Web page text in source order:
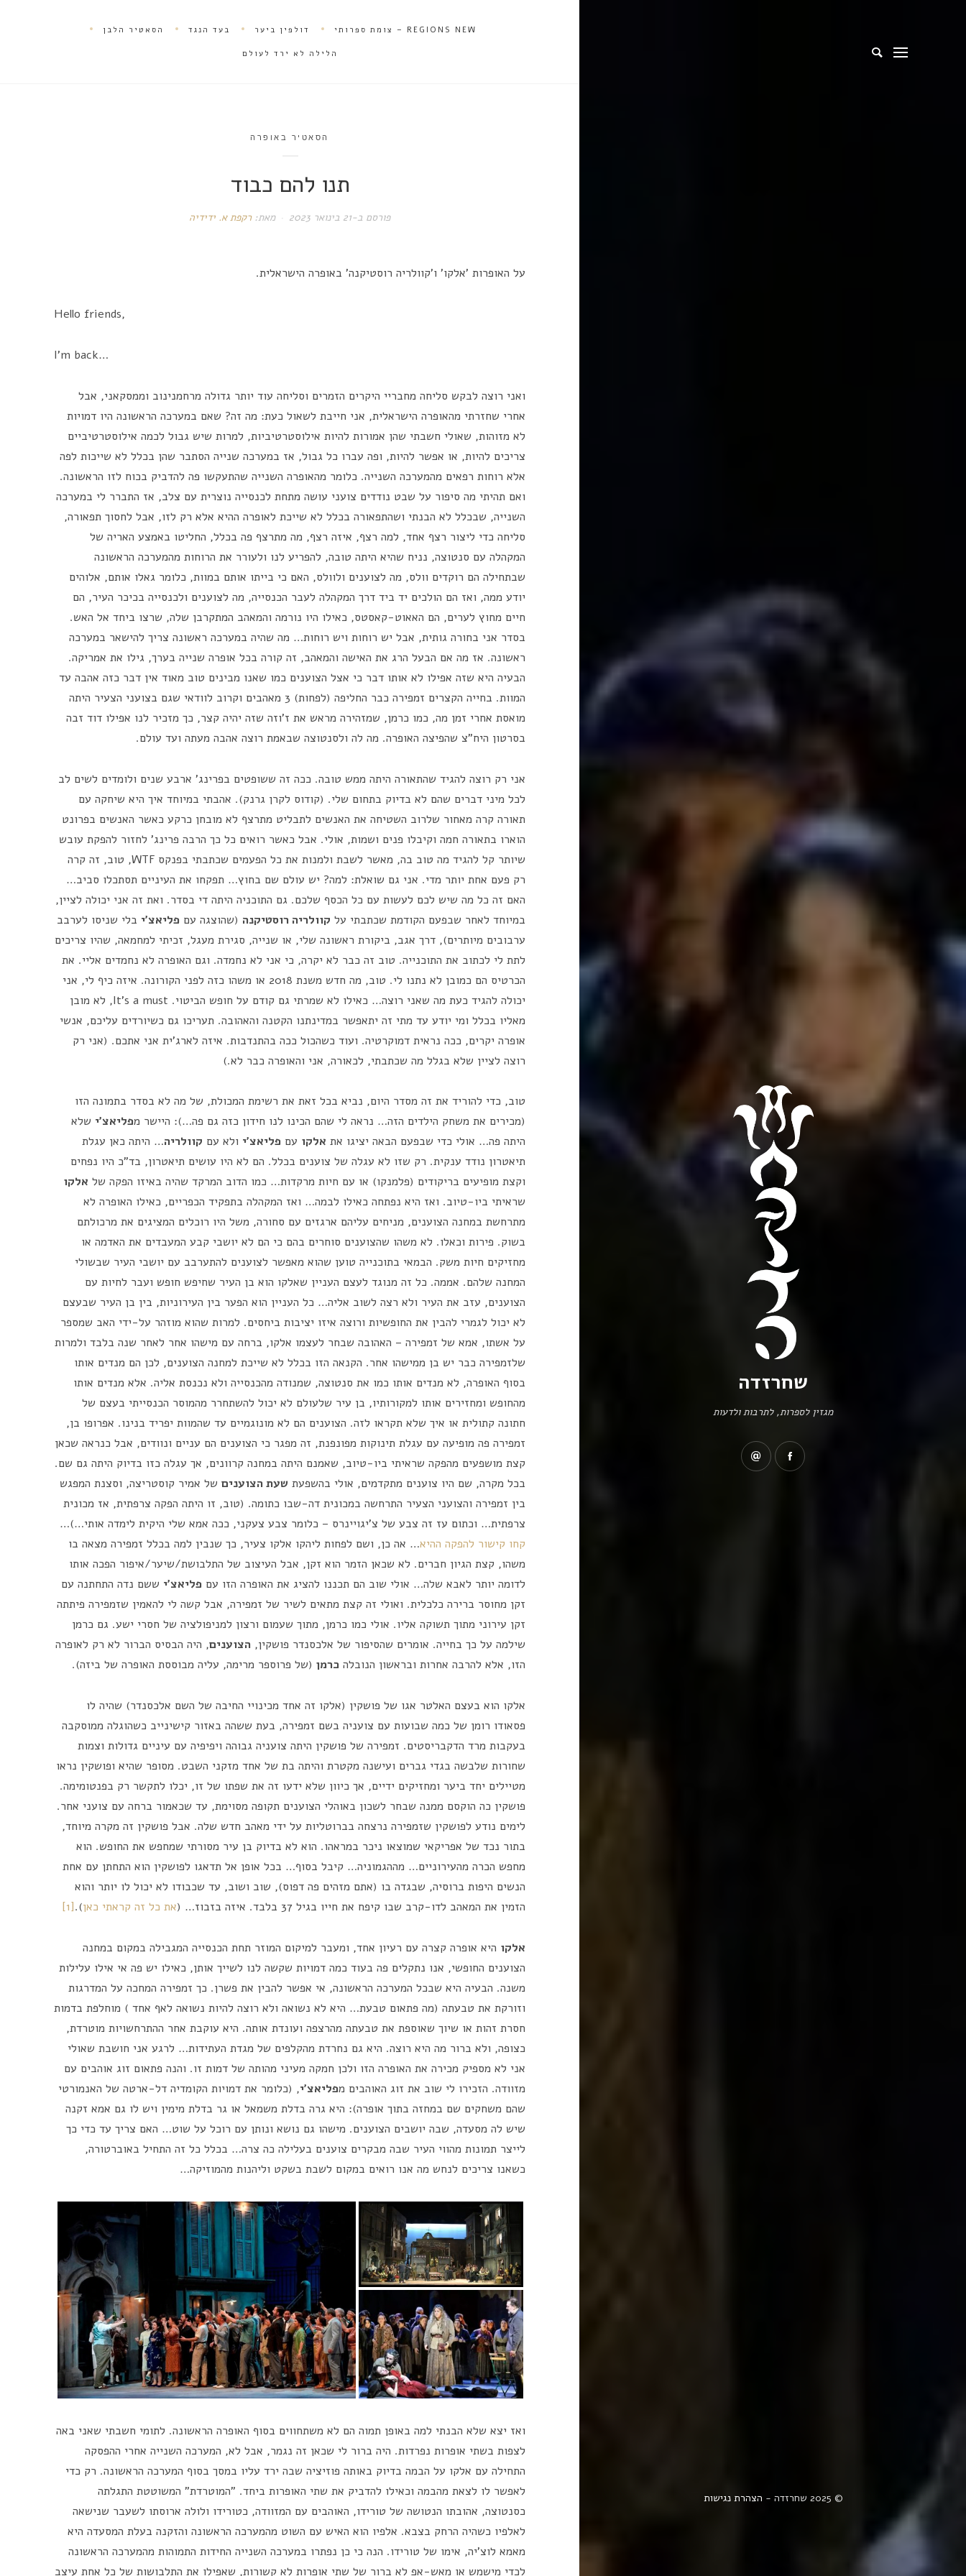
שחרזדה
מגזין לספרות, לתרבות ולדעות
© 2025 שחרזדה - הצהרת נגישות
REGIONS NEW – צומת ספרותי דולפין ביער בעד הנגד הסאטיר הלבן
הלילה לא ירד לעולם
הסאטיר באופרה
תנו להם כבוד
פורסם ב-21 בינואר 2023 מאת:רקפת א. ידידיה
על האופרות 'אלקו' ו'קוולריה רוסטיקנה' באופרה הישראלית.
Hello friends,
I'm back…
ואני רוצה לבקש סליחה מחבריי היקרים הזמרים וסליחה עוד יותר גדולה מרחמנינוב וממסקאני, אבל
אחרי שחזרתי מהאופרה הישראלית, אני חייבת לשאול כעת: מה זה? שאם במערכה הראשונה היו דמויות
לא מזוהות, שאולי חשבתי שהן אמורות להיות אילוסטרטיביות, למרות שיש גבול לכמה אילוסטרטיביים
צריכים להיות, או אפשר להיות, ופה עברו כל גבול, אז במערכה שנייה הסתבר שהן בכלל לא שייכות לפה
אלא רוחות רפאים מהמערכה השנייה. כלומר מהאופרה השנייה שהתעקשו פה להדביק בכוח לזו הראשונה.
ואם תהיתי מה סיפור על שבט נודדים צועני עושה מתחת לכנסייה נוצרית עם צלב, אז התברר לי במערכה
השנייה, שבכלל לא הבנתי ושהתפאורה בכלל לא שייכת לאופרה ההיא אלא רק לזו, אבל לחסוך תפאורה,
סליחה כדי ליצור רצף אחד, למה רצף, איזה רצף, מה מתרצף פה בכלל, החליטו באמצע האריה של
המקהלה עם סנטוצה, נניח שהיא היתה טובה, להפריע לנו ולעורר את הרוחות מהמערכה הראשונה
שבתחילה הם רוקדים וולס, מה לצוענים ולוולס, האם כי בייתו אותם במוות, כלומר גאלו אותם, אלוהים
יודע ממה, ואז הם הולכים יד ביד דרך המקהלה לעבר הכנסייה, מה לצוענים ולכנסייה בכיכר העיר, הם
חיים מחוץ לערים, הם האאוט-קאסטס, כאילו היו נורמה והמאהב המתקרבן שלה, שרצו ביחד אל האש.
בסדר אני בחורה גותית, אבל יש רוחות ויש רוחות… מה שהיה במערכה ראשונה צריך להישאר במערכה
ראשונה. אז מה אם הבעל הרג את האישה והמאהב, זה קורה בכל אופרה שנייה בערך, גילו את אמריקה.
הבעיה היא שזה אפילו לא אותו דבר כי אצל הצוענים כמו שאנו מבינים טוב מאוד אין דבר כזה אהבה עד
המוות. בחייה הקצרים זמפירה כבר החליפה (לפחות) 3 מאהבים וקרוב לוודאי שגם בצועני הצעיר היתה
מואסת אחרי זמן מה, כמו כרמן, שמזהירה מראש את ז'וזה שזה יהיה קצר, כך מזכיר לנו אפילו דוד זבה
בסרטון היח"צ שהפיצה האופרה. מה לה ולסנטוצה שבאמת רוצה אהבה מעתה ועד עולם.
אני רק רוצה להגיד שהתאורה היתה ממש טובה. ככה זה ששופטים בפרינג' ארבע שנים ולומדים לשים לב
לכל מיני דברים שהם לא בדיוק בתחום שלי. (קודוס לקרן גרנק). אהבתי במיוחד איך היא שיחקה עם
תאורה קרה מאחור שלרוב השטיחה את האנשים לתבליט מתרצף לא מובחן כרקע כאשר האנשים בפרונט
הוארו בתאורה חמה וקיבלו פנים ושמות, אולי. אבל כאשר רואים כל כך הרבה פרינג' לחזור להפקת עובש
שיותר קל להגיד מה טוב בה, מאשר לשבת ולמנות את כל הפעמים שכתבתי בפנקס WTF, טוב, זה קרה
רק פעם אחת יותר מדי. אני גם שואלת: למה? יש עולם שם בחוץ… תפקחו את העיניים תסתכלו סביב…
האם זה כל מה שיש לכם לעשות עם כל הכסף שלכם. גם התוכניה היתה די בסדר. ואת זה אני יכולה לציין,
במיוחד לאחר שבפעם הקודמת שכתבתי על קוולריה רוסטיקנה (שהוצגה עם פליאצ'י בלי שניסו לערבב
ערבובים מיותרים), דרך אגב, ביקורת ראשונה שלי, או שנייה, סגירת מעגל, זכיתי למחמאה, שהיו צריכים
לתת לי לכתוב את התוכנייה. טוב זה כבר לא יקרה, כי אני לא נחמדה. וגם האופרה לא נחמדים אליי. את
הכרטיס הם כמובן לא נתנו לי. טוב, מה חדש משנת 2018 או משהו כזה לפני הקורונה. איזה כיף לי, אני
יכולה להגיד כעת מה שאני רוצה… כאילו לא שמרתי גם קודם על חופש הביטוי. It's a must, לא מובן
מאליו בכלל ומי יודע עד מתי זה יתאפשר במדינתנו הקטנה והאהובה. תעריכו גם כשיורדים עליכם, אנשי
אופרה יקרים, ככה נראית דמוקרטיה. ועוד כשהכול ככה בהתנדבות. איזה לארג'ית אני אתכם. (אני רק
רוצה לציין שלא בגלל מה שכתבתי, לכאורה, אני והאופרה כבר לא.)
טוב, כדי להוריד את זה מסדר היום, נביא בכל זאת את רשימת המכולת, של מה לא בסדר בתמונה הזו
(מכירים את משחק הילדים הזה… נראה לי שהם הכינו לנו חידון כזה גם פה…): היישר מפליאצ'י שלא
היתה פה… אולי כדי שבפעם הבאה יציגו את אלקו עם פליאצ'י ולא עם קוולריה… היתה כאן עגלת
תיאטרון נודד ענקית. רק שזו לא עגלה של צוענים בכלל. הם לא היו עושים תיאטרון, בד"כ היו נפחים
וקצת מופיעים בריקודים (פלמנקו) או עם חיות מרקדות… כמו הדוב המרקד שהיה באיזו הפקה של אלקו
שראיתי ביו-טיוב. ואז היא נפתחה כאילו לבמה… ואז המקהלה בתפקיד הכפריים, כאילו האופרה לא
מתרחשת במחנה הצוענים, מניחים עליהם ארגזים עם סחורה, משל היו רוכלים המציגים את מרכולתם
בשוק. פירות וכאלו. לא משהו שהצוענים סוחרים בהם כי הם לא יושבי קבע המעבדים את האדמה או
מחזיקים חיות משק. הבמאי בתוכנייה טוען שהוא מאפשר לצוענים להתערבב עם יושבי העיר שבשולי
המחנה שלהם. אממה. כל זה מנוגד לעצם העניין שאלקו הוא בן העיר שחיפש חופש ועבר לחיות עם
הצוענים, עזב את העיר ולא רצה לשוב אליה… כל העניין הוא הפער בין העירוניות, בין בן העיר שבעצם
לא יכול לגמרי להבין את החופשיות ורוצה איזו יציבות ביחסים. למרות שהוא מוזהר על-ידי האב שמספר
על אשתו, אמא של זמפירה – האהובה שבחר לעצמו אלקו, ברחה עם מישהו אחר לאחר שנה בלבד ולמרות
שלזמפירה כבר יש בן ממישהו אחר. הקנאה הזו בכלל לא שייכת למחנה הצוענים, לכן הם מנדים אותו
בסוף האופרה, לא מנדים אותו כמו את סנטוצה, שמנודה מהכנסייה ולא נכנסת אליה. אלא מנדים אותו
מהחופש ומחזירים אותו למקורותיו, בן עיר שלעולם לא יכול להשתחרר מהמוסר הכנסייתי בעצם של
חתונה קתולית או איך שלא תקראו לזה. הצוענים הם לא מונוגמיים עד שהמוות יפריד בנינו. אפרופו בן,
זמפירה פה מופיעה עם עגלת תינוקות מפונפנת, זה מפגר כי הצוענים הם עניים ונוודים, אבל כנראה שכאן
קצת מושפעים מהפקה שראיתי ביו-טיוב, שאמנם היתה במחנה קרוונים, אך עגלה כזו בדיוק היתה גם שם.
בכל מקרה, שם היו צוענים מתקדמים, אולי בהשפעת שעת הצועניםשל אמיר קוסטריצה, וסצנת המפגש
בין זמפירה והצועני הצעיר התרחשה במכונית דה-שבו כתומה. (טוב, זו היתה הפקה צרפתית, אז מכונית
צרפתית… וכתום עז זה צבע של צ'יגויינרס – כלומר צבע צעקני, ככה אמא שלי היקית לימדה אותי…)…
קחו קישור להפקה ההיא… אה כן, ושם לפחות ליהקו אלקו צעיר, כך שנבין למה בכלל זמפירה מצאה בו
משהו, קצת הגיון חברים. לא שכאן הזמר הוא זקן, אבל העיצוב של התלבושת/שיער/איפור הפכה אותו
לדומה יותר לאבא שלה… אולי שוב הם תכננו להציג את האופרה הזו עם פליאצ'י ששם נדה התחתנה עם
זקן מחוסר ברירה כלכלית. ואולי זה קצת מתאים לשיר של זמפירה, אבל קשה לי להאמין שזמפירה פיתתה
זקן עירוני מתוך תשוקה אליו. אולי כמו כרמן, מתוך שעמום ורצון למניפולציה של חסרי ישע. גם כרמן
שילמה על כך בחייה. אומרים שהסיפור של אלכסנדר פושקין, הצוענים, היה הבסיס הברור לא רק לאופרה
הזו, אלא להרבה אחרות ובראשון הנובלה כרמן(של פרוספר מרימה, עליה מבוססת האופרה של ביזה).
אלקו הוא בעצם האלטר אגו של פושקין (אלקו זה אחד מכינויי החיבה של השם אלכסנדר) שהיה לו
פסאודו רומן של כמה שבועות עם צועניה בשם זמפירה, בעת ששהה באזור קישינייב כשהוגלה ממוסקבה
בעקבות מרד הדקבריסטים. זמפירה של פושקין היתה צועניה גבוהה ויפיפיה עם עיניים גדולות וצמות
שחורות שלבשה בגדי גברים ועישנה מקטרת והיתה בת של אחד מזקני השבט. מסופר שהיא ופושקין נראו
מטיילים יחד ביער ומחזיקים ידיים, אך כיוון שלא ידעו זה את שפתו של זו, יכלו לתקשר רק בפנטומימה.
פושקין כה הוקסם ממנה שבחר לשכון באוהלי הצוענים תקופה מסוימת, עד שכאמור ברחה עם צועני אחר.
לימים נודע לפושקין שזמפירה נרצחה בברוטליות על ידי מאהב חדש שלה. אבל פושקין זה מקרה מיוחד,
בתור נכד של אפריקאי שמוצאו ניכר במראהו. הוא לא בדיוק בן עיר מסורתי שמחפש את החופש. הוא
מחפש הכרה מהעירוניים… מההגמוניה… קיבל בסוף… בכל אופן אל תדאגו לפושקין הוא התחתן עם אחת
הנשים היפות ברוסיה, שבגדה בו (אתם מזהים פה דפוס), שוב ושוב, עד שכבודו לא יכול לו יותר והוא
הזמין את המאהב לדו-קרב שבו קיפח את חייו בגיל 37 בלבד. איזה בזבוז… (
את כל זה קראתי כאן).
[1]
אלקו היא אופרה קצרה עם רעיון אחד, ומעבר למיקום המוזר תחת הכנסייה המגבילה במקום במחנה
הצוענים החופשי, אנו נתקלים פה בעוד כמה דמויות שקשה לנו לשייך אותן, כאילו יש פה אי אילו עלילות
משנה. הבעיה היא שבכל המערכה הראשונה, אי אפשר להבין את פשרן. כך זמפירה המחכה על המדרגות
וזורקת את טבעתה (מה פתאום טבעת… היא לא נשואה ולא רוצה להיות נשואה לאף אחד ) מוחלפת בדמות
חסרת זהות או שיוך שאוספת את טבעתה מהרצפה ועונדת אותה. היא עוקבת אחר ההתרחשויות מוטרדת,
כצופה, ולא ברור מה היא רוצה. היא גם נחרדת מהקלפים של מגדת העתידות… לרגע אני חושבת שאולי
אני לא מספיק מכירה את האופרה הזו ולכן חמקה מעיני מהותה של דמות זו. והנה פתאום זוג אוהבים עם
מזוודה. הזכירו לי שוב את זוג האוהבים מפליאצ'י, (כלומר את דמויות הקומדיה דל-ארטה של האנמורטי
שהם משחקים שם במחזה בתוך אופרה): היא גרה בדלת משמאל או גר בדלת מימין ויש לו גם אמא זקנה
שיש לה מסעדה, שבה יושבים הצוענים. מישהו גם נושא ונותן עם רוכל על שוט… האם צריך עד כדי כך
לייצר תמונות מהווי העיר שבה מבקרים צוענים בעלילה כה צרה… בכלל כל זה התחיל באוברטורה,
כשאנו צריכים לנחש מה אנו רואים במקום לשבת בשקט וליהנות מהמוזיקה…
ואז יצא שלא הבנתי למה באופן תמוה הם לא משתחווים בסוף האופרה הראשונה. לתומי חשבתי שאני באה
לצפות בשתי אופרות נפרדות. היה ברור לי שכאן זה נגמר, אבל לא, המערכה השנייה אחרי ההפסקה
התחילה עם אלקו על הבמה בדיוק באותה פוזיציה שבה ירד עליו במסך בסוף המערכה הראשונה. רק כדי
לאפשר לו לצאת מהבמה וכאילו להדביק את שתי האופרות ביחד. "המוטרדת" המשוטטת התגלתה
כסנטוצה, אהובתו הנטושה של טורידו, האוהבים עם המזוודה, כטורידו ולולה ארוסתו לשעבר שנישאה
לאלפיו כשהיה הרחק בצבא. אלפיו הוא האיש עם השוט מהמערכה הראשונה והזקנה בעלת המסעדה היא
מאמא לוצ'יה, אימו של טורידו. הנה כי כן נפתרו במערכה השנייה החידות התמוהות מהמערכה הראשונה
לכדי מישמש או מאש-אפ לא ברור של שתי אופרות לא קשורות, שאפילו את התלבושות של כל אחת עיצב